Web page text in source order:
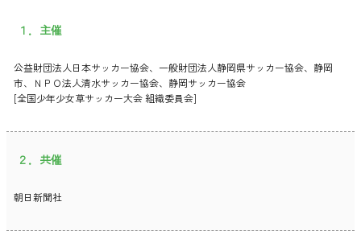
１．主催
公益財団法人日本サッカー協会、一般財団法人静岡県サッカー協会、静岡
市、ＮＰＯ法人清水サッカー協会、静岡サッカー協会
[全国少年少女草サッカー大会 組織委員会]
２．共催
朝日新聞社